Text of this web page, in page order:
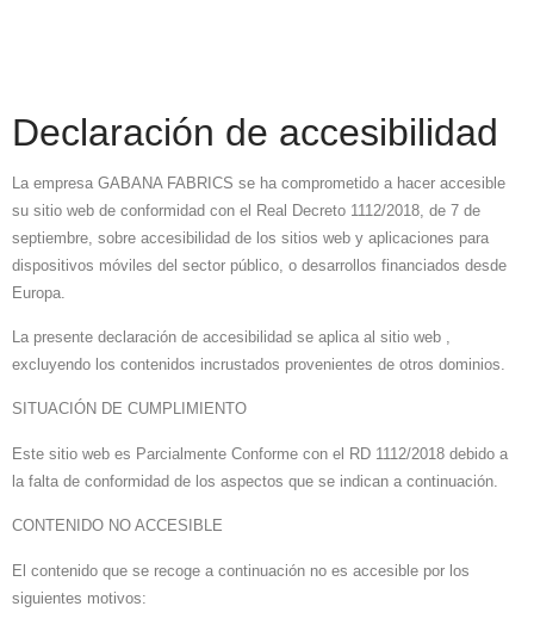
Declaración de accesibilidad
La empresa GABANA FABRICS se ha comprometido a hacer accesible
su sitio web de conformidad con el Real Decreto 1112/2018, de 7 de
septiembre, sobre accesibilidad de los sitios web y aplicaciones para
dispositivos móviles del sector público, o desarrollos financiados desde
Europa.
La presente declaración de accesibilidad se aplica al sitio web ,
excluyendo los contenidos incrustados provenientes de otros dominios.
SITUACIÓN DE CUMPLIMIENTO
Este sitio web es Parcialmente Conforme con el RD 1112/2018 debido a
la falta de conformidad de los aspectos que se indican a continuación.
CONTENIDO NO ACCESIBLE
El contenido que se recoge a continuación no es accesible por los
siguientes motivos: